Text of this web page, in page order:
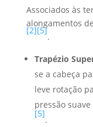
Associados às
alongamentos
[2][5]
.
Trapézio
se a cabeça
leve rotação
pressão
[5]
.